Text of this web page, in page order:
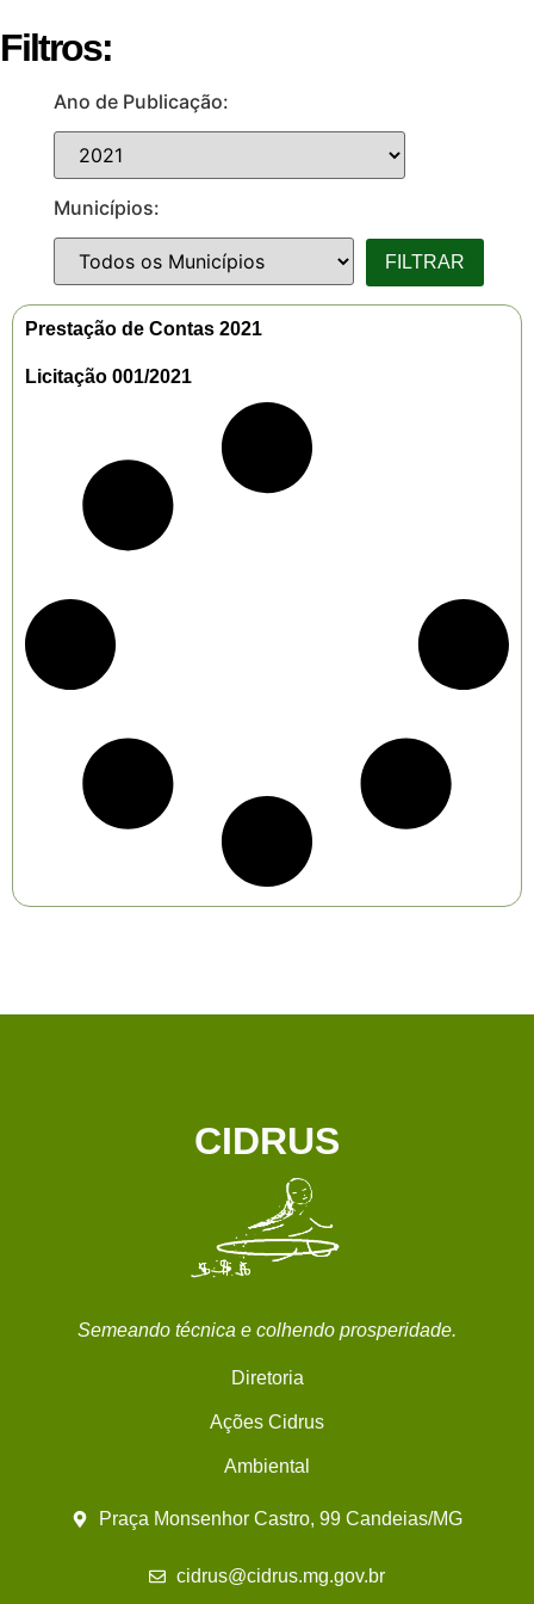
Filtros:
Ano de Publicação:
Municípios:
Prestação de Contas 2021
Licitação 001/2021
CIDRUS
Semeando técnica e colhendo prosperidade.
Diretoria
Ações Cidrus
Ambiental
Praça Monsenhor Castro, 99 Candeias/MG
cidrus@cidrus.mg.gov.br